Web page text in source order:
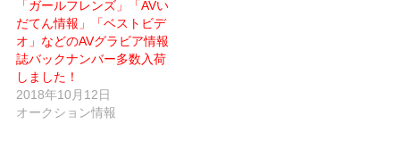
開
き
ま
す)
「ガールフレンズ」「AVい
だてん情報」「ベストビデ
オ」などのAVグラビア情報
誌バックナンバー多数入荷
しました！
2018年10月12日
オークション情報